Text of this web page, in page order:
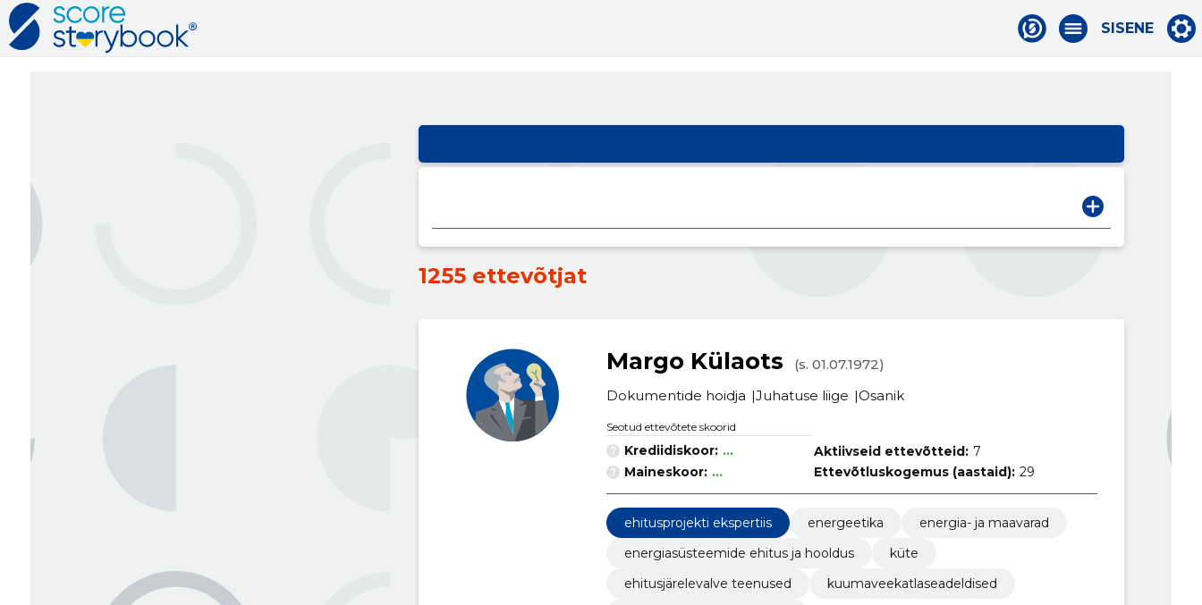
SISENE
1255 ettevõtjat
Margo Külaots
(s. 01.07.1972)
Dokumentide hoidja
Juhatuse liige Osanik
Seotud ettevõtete skoorid
Krediidiskoor: ...
Maineskoor: ...
Aktiivseid ettevõtteid: 7
Ettevõtluskogemus (aastaid): 29
ehitusprojekti ekspertiis energeetika
energia- ja maavarad
energiasüsteemide ehitus ja hooldus
küte
ehitusjärelevalve teenused
kuumaveekatlaseadeldised